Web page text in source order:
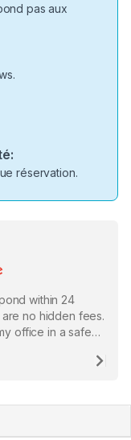
pas aux
réservation.
within 24
no hidden fees.
office in a safe
the